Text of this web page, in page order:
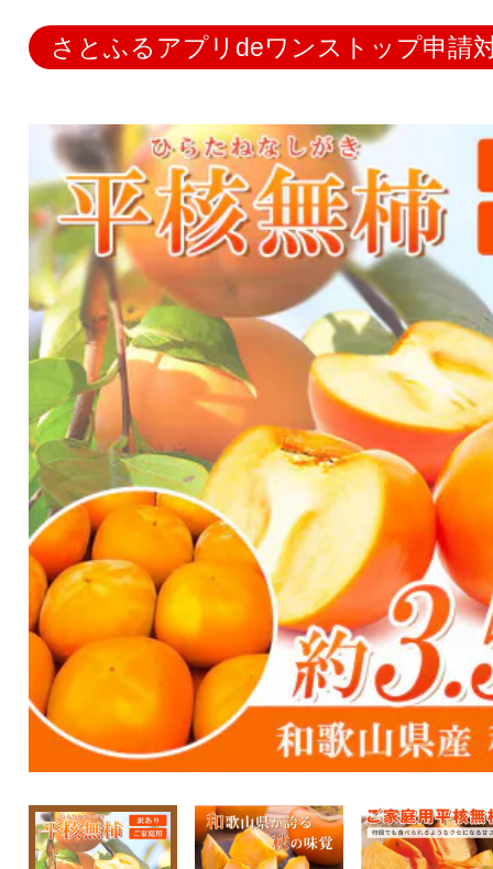
さとふるアプリdeワンストップ申請